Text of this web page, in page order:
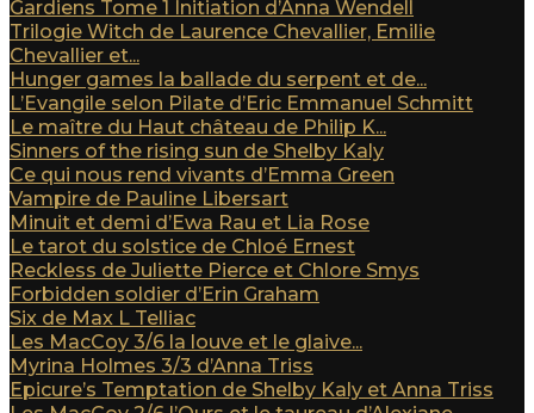
Gardiens Tome 1 Initiation d’Anna Wendell
Trilogie Witch de Laurence Chevallier, Emilie
Chevallier et...
Hunger games la ballade du serpent et de...
L’Evangile selon Pilate d’Eric Emmanuel Schmitt
Le maître du Haut château de Philip K...
Sinners of the rising sun de Shelby Kaly
Ce qui nous rend vivants d’Emma Green
Vampire de Pauline Libersart
Minuit et demi d’Ewa Rau et Lia Rose
Le tarot du solstice de Chloé Ernest
Reckless de Juliette Pierce et Chlore Smys
Forbidden soldier d’Erin Graham
Six de Max L Telliac
Les MacCoy 3/6 la louve et le glaive...
Myrina Holmes 3/3 d’Anna Triss
Epicure’s Temptation de Shelby Kaly et Anna Triss